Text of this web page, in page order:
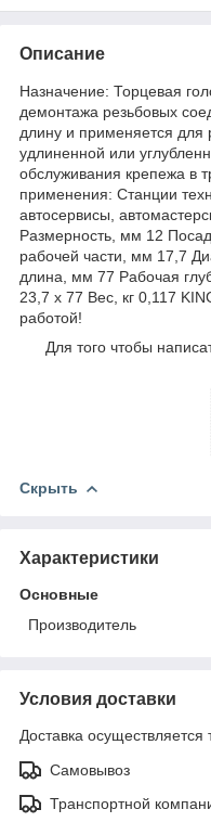
Описание
Назначение: Торцевая
демонтажа резьбовых
длину и применяется
удлиненной или
обслуживания крепежа в
применения: Станции
автосервисы,
Размерность, мм 12
рабочей части, мм 17,7
длина, мм 77 Рабочая
23,7 х 77 Вес, кг 0,117
работой!
Для того чтобы
Скрыть
Характеристики
Основные
Производитель
Условия доставки
Доставка осуществляется
Самовывоз
Транспортной